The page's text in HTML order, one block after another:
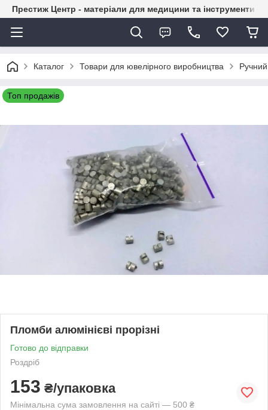
Престиж Центр - матеріали для медицини та інструменти
Каталог Товари для ювелірного виробництва Ручний
Топ продажів
Пломби алюмінієві прорізні
Готово до відправки
Роздріб
153 ₴/упаковка
Мінімальна сума замовлення на сайті — 500 ₴